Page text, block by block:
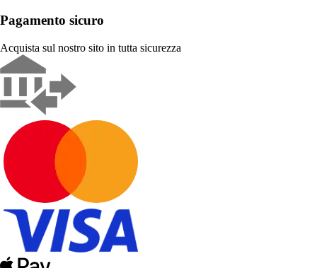
Pagamento sicuro
Acquista sul nostro sito in tutta sicurezza